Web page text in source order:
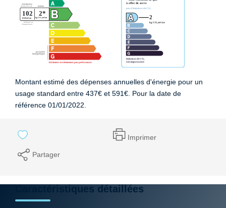
Montant estimé des dépenses annuelles d'énergie pour un
usage standard entre 437€ et 591€. Pour la date de
référence 01/01/2022.
Imprimer
Partager
Caractéristiques détaillées